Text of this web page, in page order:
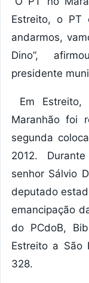
Estreito, o PT
andarmos,
Dino”,
presidente
Em
Maranhão foi
segunda
2012.
senhor Sálvio
deputado
emancipação
do PCdoB,
Estreito a São
328.